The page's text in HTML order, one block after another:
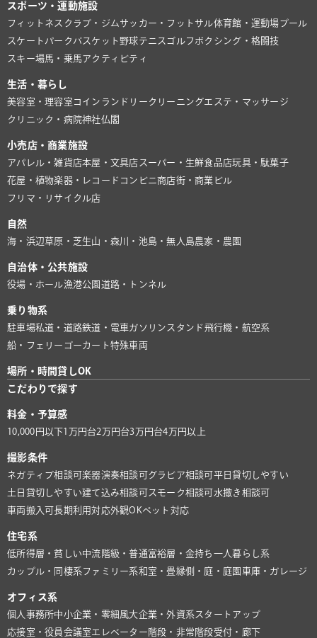
スポーツ・運動施設
フィットネスクラブ・ジム サッカー・フットサル体育館・運動場プール
スケートパーク バスケット 野球テニス ゴルフ ボクシング・格闘技
スキー場馬・乗馬アクティビティ
生活・暮らし
美容室・理容室 コインランドリー クリーニングエステ・マッサージ
クリニック・病院神社仏閣
小売店・商業施設
アパレル・雑貨店本屋・文具店 スーパー・生鮮食品店玩具・駄菓子
花屋・植物楽器・レコード コンビニ商店街・商業ビル
フリマ・リサイクル店
自然
海・浜辺 草原・芝生山・森川・池島・無人島農家・農園
自治体・公共施設
役場・ホール漁港公園 道路・トンネル
乗り物系
駐車場私道・道路鉄道・電車 ガソリンスタンド 飛行機・航空系
船・フェリー ゴーカート特殊車両
場所・時間貸しOK
こだわりで探す
料金・予算感
10,000円以下1万円台2万円台3万円台4万円以上
撮影条件
ネガティブ相談可楽器演奏相談可 グラビア相談可 平日貸切しやすい
土日貸切しやすい建て込み相談可 スモーク相談可 水撒き相談可
車両搬入可長期利用対応外観OKペット対応
住宅系
低所得層・貧しい中流階級・普通富裕層・金持ち 一人暮らし系
カップル・同棲系ファミリー系和室・畳縁側・庭・庭園 車庫・ガレージ
オフィス系
個人事務所中小企業・零細風大企業・外資系スタートアップ
応接室・役員会議室 エレベーター 階段・非常階段受付・廊下